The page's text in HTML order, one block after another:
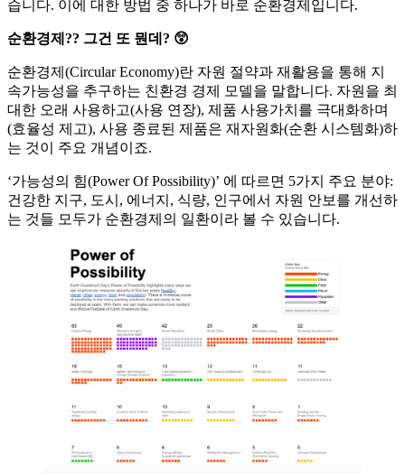
습니다. 이에 대한 방법 중 하나가 바로 순환경제입니다.
순환경제?? 그건 또 뭔데? 😲
순환경제(Circular Economy)란 자원 절약과 재활용을 통해 지
속가능성을 추구하는 친환경 경제 모델을 말합니다. 자원을 최
대한 오래 사용하고(사용 연장), 제품 사용가치를 극대화하며
(효율성 제고), 사용 종료된 제품은 재자원화(순환 시스템화)하
는 것이 주요 개념이죠.
‘가능성의 힘(Power Of Possibility)’ 에 따르면 5가지 주요 분야:
건강한 지구, 도시, 에너지, 식량, 인구에서 자원 안보를 개선하
는 것들 모두가 순환경제의 일환이라 볼 수 있습니다.